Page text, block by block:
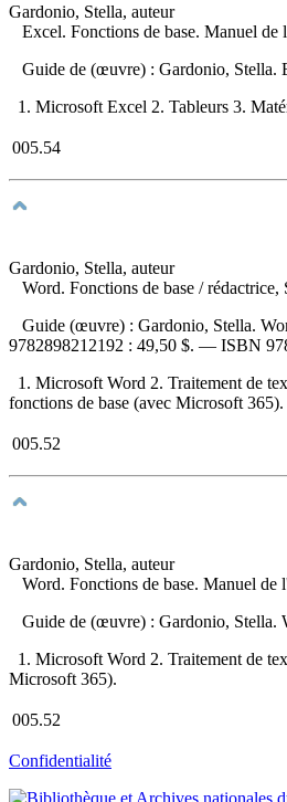
Gardonio, Stella, auteur
Excel. Fonctions de base. Manuel de
Guide de (œuvre) : Gardonio, Stella.
1. Microsoft Excel 2. Tableurs 3.
005.54
Gardonio, Stella, auteur
Word. Fonctions de base /
Guide (œuvre) : Gardonio, Stella.
9782898212192 : 49,50 $. — ISBN
1. Microsoft Word 2. Traitement de
fonctions de base (avec Microsoft 365).
005.52
Gardonio, Stella, auteur
Word. Fonctions de base. Manuel de
Guide de (œuvre) : Gardonio, Stella.
1. Microsoft Word 2. Traitement de
Microsoft 365).
005.52
Confidentialité